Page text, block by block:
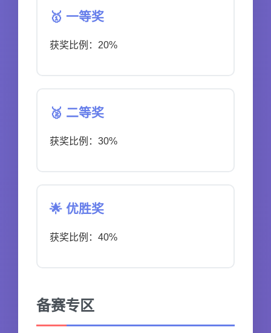
🥇 一等奖
获奖比例：20%
🥈 二等奖
获奖比例：30%
🌟 优胜奖
获奖比例：40%
备赛专区